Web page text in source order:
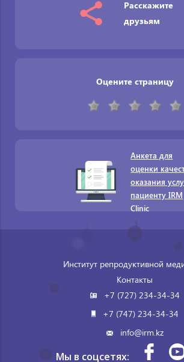
Расскажите
друзьям
Оцените страницу
Анкета для
оценки
оказания
пациенту IRM
Clinic
Институт репродуктивной
Контакты
+7 (727) 234-34-34
+7 (747) 234-34-34
info@irm.kz
Мы в соцсетях: